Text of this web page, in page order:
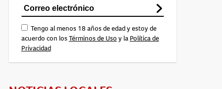
Tengo al menos 18 años de edad y estoy de
acuerdo con losTérminos de Uso y la Política de
Privacidad